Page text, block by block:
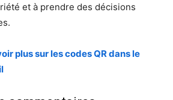
et à prendre des décisions
plus sur les codes QR dans le